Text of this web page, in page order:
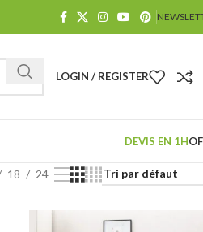
LOGIN / REGISTER
DEVIS EN 1H
18 24